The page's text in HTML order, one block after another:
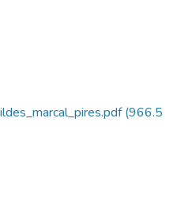
(966.5